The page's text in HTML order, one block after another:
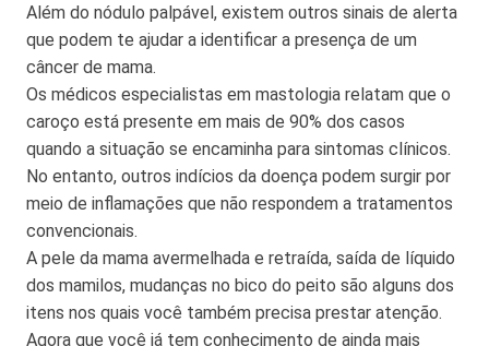
Além do nódulo palpável, existem outros sinais de alerta
que podem te ajudar a identificar a presença de um
câncer de mama.
Os médicos especialistas em mastologia relatam que o
caroço está presente em mais de 90% dos casos
quando a situação se encaminha para sintomas clínicos.
No entanto, outros indícios da doença podem surgir por
meio de inflamações que não respondem a tratamentos
convencionais.
A pele da mama avermelhada e retraída, saída de líquido
dos mamilos, mudanças no bico do peito são alguns dos
itens nos quais você também precisa prestar atenção.
Agora que você já tem conhecimento de ainda mais